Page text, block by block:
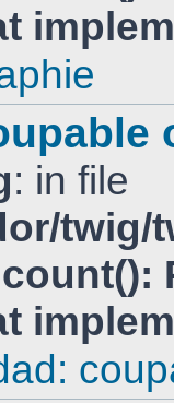
: in file
count():